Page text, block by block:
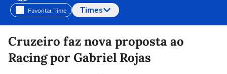
Favoritar Time Times
Selecione o time para ver as notícias
Cruzeiro faz nova proposta ao
Racing por Gabriel Rojas